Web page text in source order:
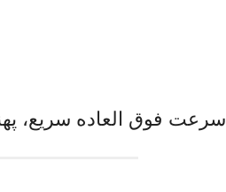
سرعت فوق العاده سریع،